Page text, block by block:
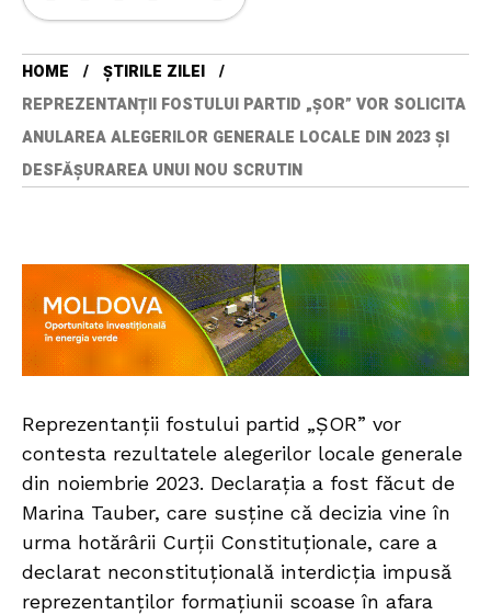
HOME
ȘTIRILE ZILEI
REPREZENTANȚII FOSTULUI PARTID „ȘOR” VOR SOLICITA
ANULAREA ALEGERILOR GENERALE LOCALE DIN 2023 ȘI
DESFĂȘURAREA UNUI NOU SCRUTIN
Reprezentanții fostului partid „ȘOR” vor
contesta rezultatele alegerilor locale generale
din noiembrie 2023. Declarația a fost făcut de
Marina Tauber, care susține că decizia vine în
urma hotărârii Curții Constituționale, care a
declarat neconstituțională interdicția impusă
reprezentanților formațiunii scoase în afara